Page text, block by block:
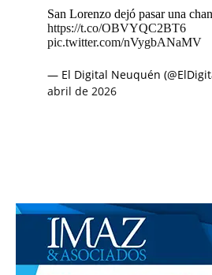
San Lorenzo dejó pasar una
https://t.co/OBVYQC2BT6
pic.twitter.com/nVygbANaMV
— El Digital Neuquén
abril de 2026